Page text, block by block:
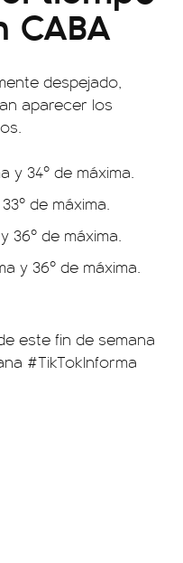
CABA
despejado,
aparecer los
y 34º de máxima.
de máxima.
36º de máxima.
y 36º de máxima.
este fin de semana
#TikTokInforma